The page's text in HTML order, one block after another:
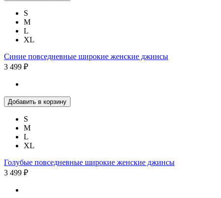
S
M
L
XL
Синие повседневные широкие женские джинсы
3 499 ₽
Добавить в корзину
S
M
L
XL
Голубые повседневные широкие женские джинсы
3 499 ₽